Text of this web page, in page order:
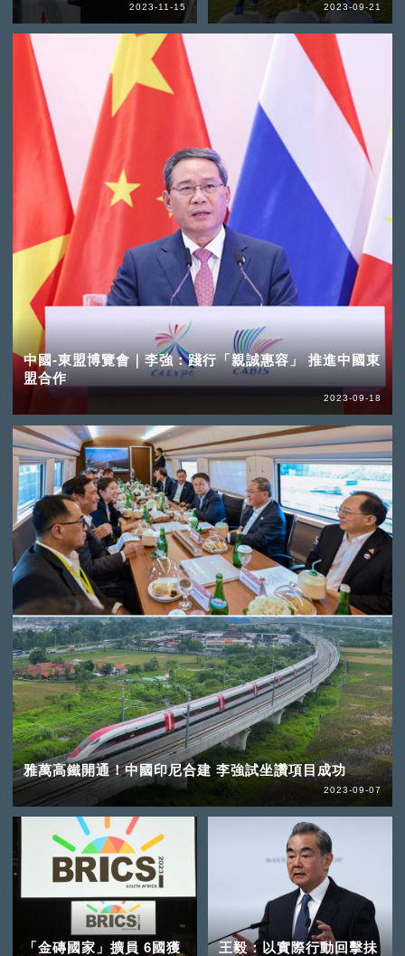
2023-11-15 2023-09-21
中國-東盟博覽會｜李強：踐行「親誠惠容」 推進中國東
盟合作
2023-09-18
雅萬高鐵開通！中國印尼合建 李強試坐讚項目成功
2023-09-07
「金磚國家」擴員 6國獲
王毅：以實際行動回擊抺